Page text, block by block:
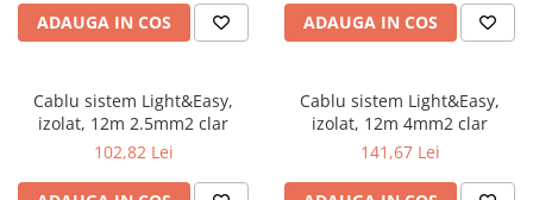
Alimentare
Conectori
Sine si sisteme sină
Sină trifazică
Penduluri
Spoturi de grădină
Spoturi subacvatice
Solare
ADAUGA IN COS ADAUGA IN COS
Cablu sistem Light&Easy,
izolat, 12m 2.5mm2 clar
102,82 Lei
Cablu sistem Light&Easy,
izolat, 12m 4mm2 clar
141,67 Lei